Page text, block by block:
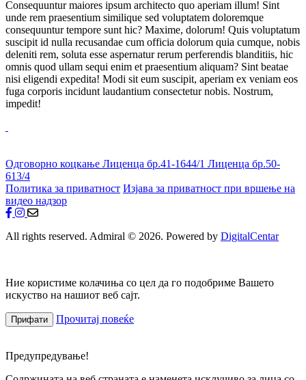
Consequuntur maiores ipsum architecto quo aperiam illum! Sint
unde rem praesentium similique sed voluptatem doloremque
consequuntur tempore sunt hic? Maxime, dolorum! Quis voluptatum
suscipit id nulla recusandae cum officia dolorum quia cumque, nobis
deleniti rem, soluta esse aspernatur rerum perferendis blanditiis, hic
omnis quod ullam sequi enim et praesentium aliquam? Sint beatae
nisi eligendi expedita! Modi sit eum suscipit, aperiam ex veniam eos
fuga corporis incidunt laudantium consectetur nobis. Nostrum,
impedit!
Одговорно коцкање Лиценца бр.41-1644/1 Лиценца бр.50-
613/4
Политика за приватност Изјава за приватност при вршење на
видео надзор
All rights reserved. Admiral © 2026. Powered by DigitalCentar
Ние користиме колачиња со цел да го подобриме Вашето
искуство на нашиот веб сајт.
Прифати Прочитај повеќе
Предупредување!